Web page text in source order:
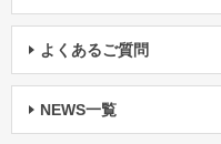
よくあるご質問
NEWS一覧